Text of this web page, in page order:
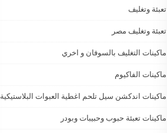
تعبئة وتغليف
تعبئة وتغليف مصر
ماكينات التغليف بالسوفان و اخري
ماكينات الفاكيوم
ماكينات اندكشن سيل تلحم اغطية العبوات البلاستيكية
ماكينات تعبئة حبوب وحبيبات وبودر